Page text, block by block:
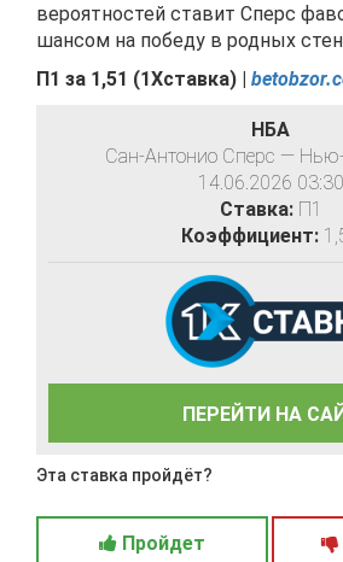
вероятностей ставит Сперс
шансом на победу в родных
П1 за 1,51 (1Хставка) |
НБА
Сан-Антонио Сперс —
14.06.2026 03:30
Ставка:П1
Коэффициент:
ПЕРЕЙТИ НА
Эта ставка пройдёт?
Пройдет